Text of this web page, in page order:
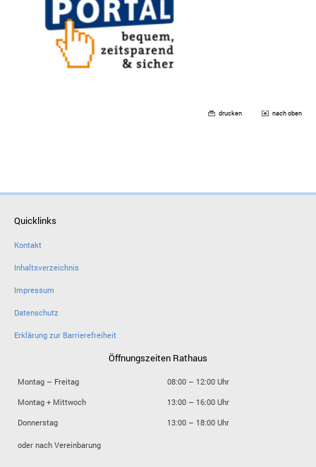
drucken nach oben
Quicklinks
Kontakt
Inhaltsverzeichnis
Impressum
Datenschutz
Erklärung zur Barrierefreiheit
Öffnungszeiten Rathaus
Montag – Freitag
08:00 – 12:00 Uhr
Montag + Mittwoch
13:00 – 16:00 Uhr
Donnerstag
13:00 – 18:00 Uhr
oder nach Vereinbarung